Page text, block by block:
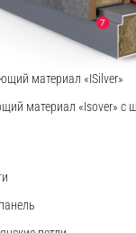
материал «ISilver»
материал «Isover»